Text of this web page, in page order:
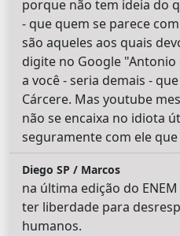
porque não tem ideia do
- que quem se parece
são aqueles aos quais
digite no Google
a você - seria demais -
Cárcere. Mas youtube
não se encaixa no idiota
seguramente com ele
Diego SP / Marcos
na última edição do
ter liberdade para
humanos.